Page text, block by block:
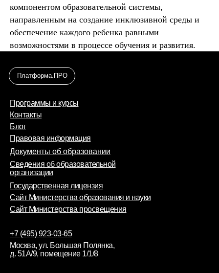
компонентом образовательной системы,
направленным на создание инклюзивной среды и
обеспечение каждого ребенка равными
возможностями в процессе обучения и развития.
Программы и курсы
Контакты
Правовая информация
Сведения об образовательной
организации
Государственная лицензия
Сайт Министерства образования и науки
Сайт Министерства просвещения
+7 (495) 923-03-65
Москва, ул. Большая Полянка,
д. 51А/9, помещение 1/1/8
Платформа.ПРО
Блог
Документы об образовании